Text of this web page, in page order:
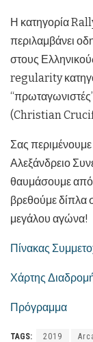
Η κατηγορία
περιλαμβάνει
στους
regularity
(Christian
Σας
Αλεξάνδρειο
θαυμάσουμε από
βρεθούμε δίπλα
μεγάλου αγώνα!
Πίνακας
Χάρτης
Πρόγραμμα
TAGS: 2019